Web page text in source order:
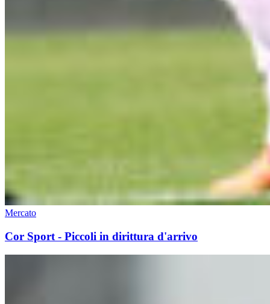
Mercato
Cor Sport - Piccoli in dirittura d'arrivo